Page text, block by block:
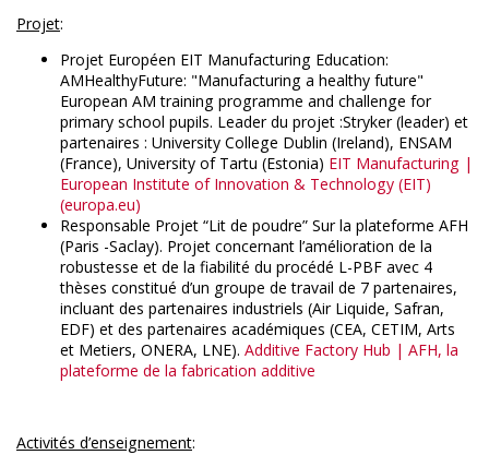
Projet:
Projet Européen EIT Manufacturing Education:
AMHealthyFuture: "Manufacturing a healthy future"
European AM training programme and challenge for
primary school pupils. Leader du projet :Stryker (leader) et
partenaires : University College Dublin (Ireland), ENSAM
(France), University of Tartu (Estonia) EIT Manufacturing |
European Institute of Innovation & Technology (EIT)
(europa.eu)
Responsable Projet “Lit de poudre” Sur la plateforme AFH
(Paris -Saclay). Projet concernant l’amélioration de la
robustesse et de la fiabilité du procédé L-PBF avec 4
thèses constitué d’un groupe de travail de 7 partenaires,
incluant des partenaires industriels (Air Liquide, Safran,
EDF) et des partenaires académiques (CEA, CETIM, Arts
et Metiers, ONERA, LNE). Additive Factory Hub | AFH, la
plateforme de la fabrication additive
Activités d’enseignement: